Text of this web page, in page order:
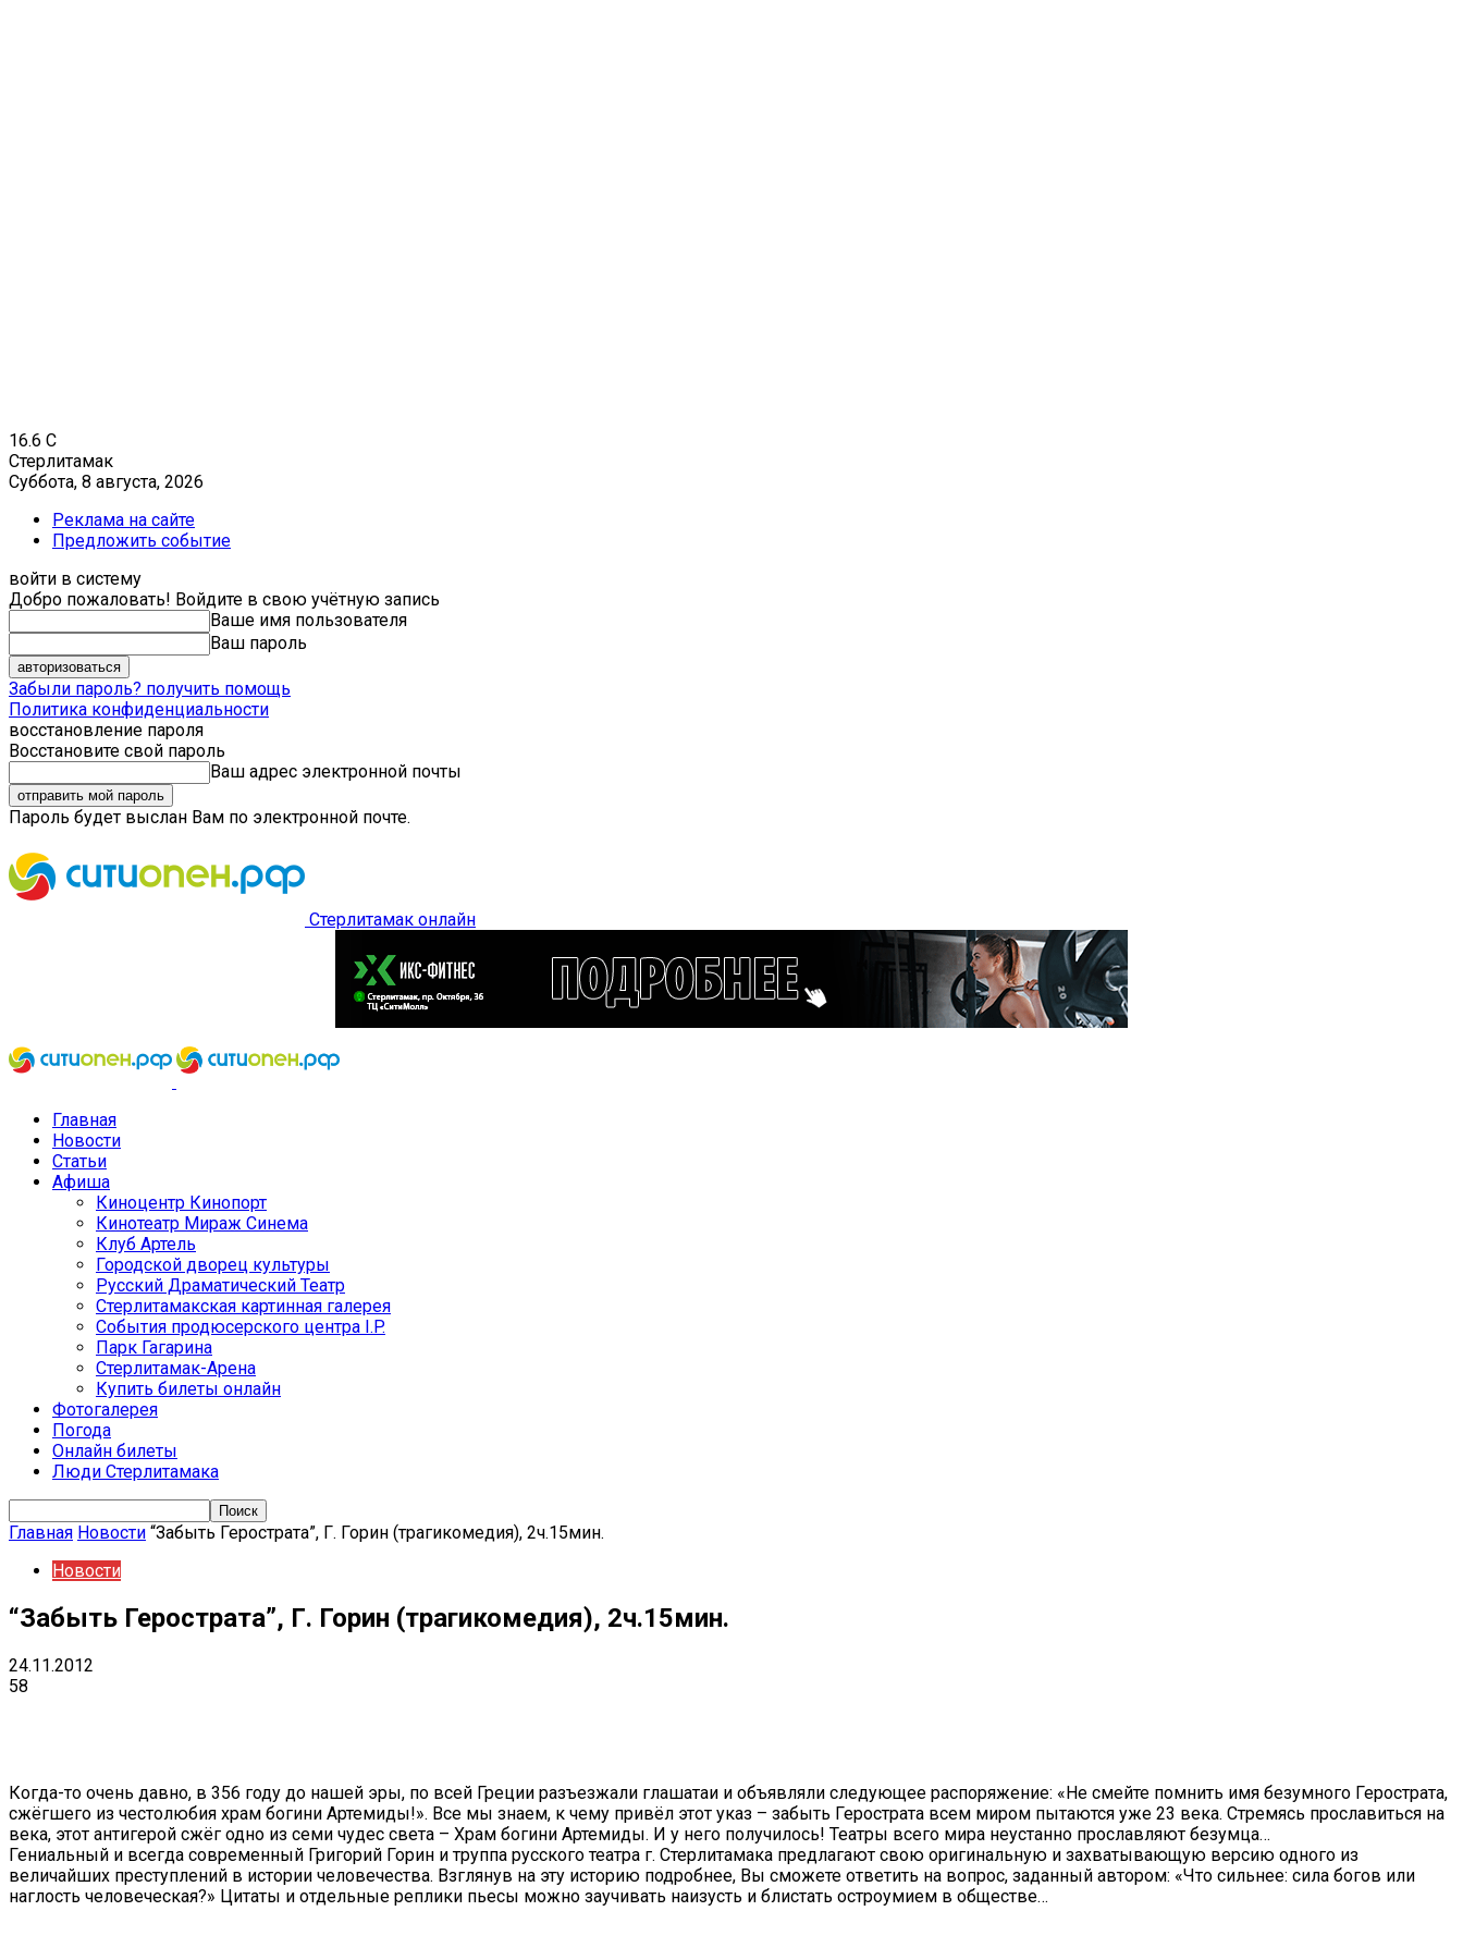
16.6 C
Стерлитамак
Суббота, 8 августа, 2026
Реклама на сайте
Предложить событие
войти в систему
Добро пожаловать! Войдите в свою учётную запись
Ваше имя пользователя
Ваш пароль
Забыли пароль? получить помощь
Политика конфиденциальности
восстановление пароля
Восстановите свой пароль
Ваш адрес электронной почты
Пароль будет выслан Вам по электронной почте.
Стерлитамак онлайн
Главная
Новости
Статьи
Афиша
Киноцентр Кинопорт
Кинотеатр Мираж Синема
Клуб Артель
Городской дворец культуры
Русский Драматический Театр
Стерлитамакская картинная галерея
События продюсерского центра I.P.
Парк Гагарина
Стерлитамак-Арена
Купить билеты онлайн
Фотогалерея
Погода
Онлайн билеты
Люди Стерлитамака
Главная Новости “Забыть Герострата”, Г. Горин (трагикомедия), 2ч.15мин.
Новости
“Забыть Герострата”, Г. Горин (трагикомедия), 2ч.15мин.
24.11.2012
58
Когда-то очень давно, в 356 году до нашей эры, по всей Греции разъезжали глашатаи и объявляли следующее распоряжение: «Не смейте помнить имя безумного Герострата,
сжёгшего из честолюбия храм богини Артемиды!». Все мы знаем, к чему привёл этот указ – забыть Герострата всем миром пытаются уже 23 века. Стремясь прославиться на
века, этот антигерой сжёг одно из семи чудес света – Храм богини Артемиды. И у него получилось! Театры всего мира неустанно прославляют безумца…
Гениальный и всегда современный Григорий Горин и труппа русского театра г. Стерлитамака предлагают свою оригинальную и захватывающую версию одного из
величайших преступлений в истории человечества. Взглянув на эту историю подробнее, Вы сможете ответить на вопрос, заданный автором: «Что сильнее: сила богов или
наглость человеческая?» Цитаты и отдельные реплики пьесы можно заучивать наизусть и блистать остроумием в обществе…